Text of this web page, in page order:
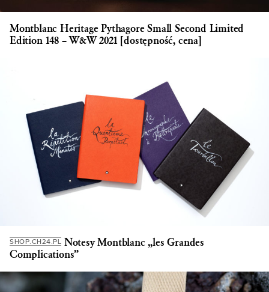
Montblanc Heritage Pythagore Small Second Limited
Edition 148 – W&W 2021 [dostępność, cena]
SHOP.CH24.PL
Notesy Montblanc „les Grandes
Complications”